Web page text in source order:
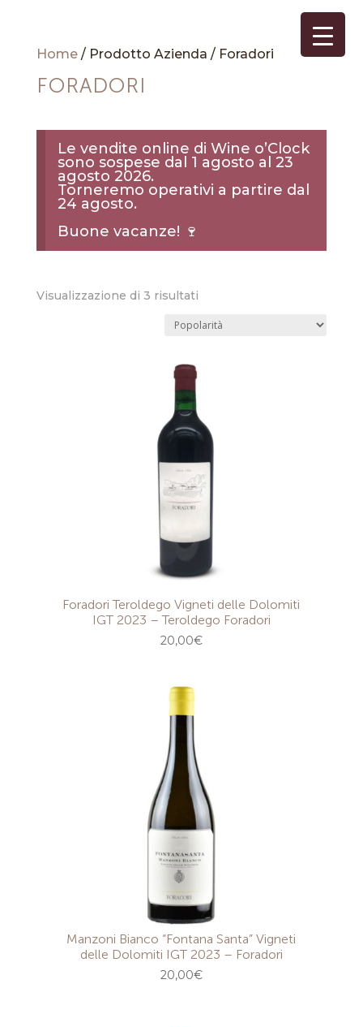
Home/ Prodotto Azienda / Foradori
FORADORI
Le vendite online di Wine o’Clock
sono sospese dal 1 agosto al 23
agosto 2026.
Torneremo operativi a partire dal
24 agosto.
Buone vacanze! 🍷
Visualizzazione di 3 risultatiPopolarità
Foradori Teroldego Vigneti delle Dolomiti
IGT 2023 – Teroldego Foradori
20,00€
Manzoni Bianco “Fontana Santa” Vigneti
delle Dolomiti IGT 2023 – Foradori
20,00€